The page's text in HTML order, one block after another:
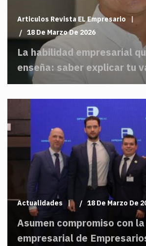
Articulos Revista EL Empresario
18 De Marzo De 2026
La habilidad empresarial
enseña: saber explicar tu
Actualidades 18 De Marzo De
Asumen compromiso con
empresarial de